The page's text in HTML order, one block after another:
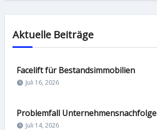
Aktuelle Beiträge
Facelift für Bestandsimmobilien
Juli 16, 2026
Problemfall Unternehmensnachfolge
Juli 14, 2026